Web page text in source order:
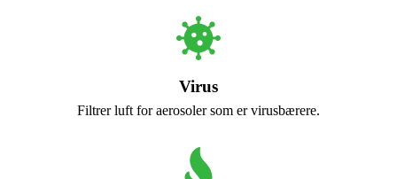
Virus
Filtrer luft for aerosoler som er virusbærere.